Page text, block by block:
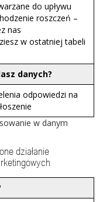
do upływu
roszczeń –
nas
w ostatniej tabeli
danych?
odpowiedzi na
w danym
działanie